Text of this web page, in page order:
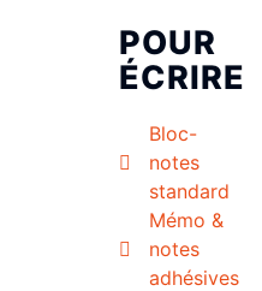
POUR
ÉCRIRE
Bloc-
notes
standard
Mémo &
notes
adhésives